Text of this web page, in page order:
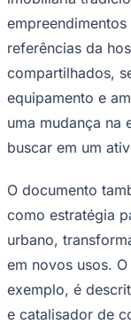
Palmeiras
referências da
compartilhados,
equipamento e
uma mudança na
buscar em um
O documento
como estratégia
urbano,
em novos usos.
exemplo, é
e catalisador de